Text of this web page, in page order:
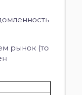
рынок (то